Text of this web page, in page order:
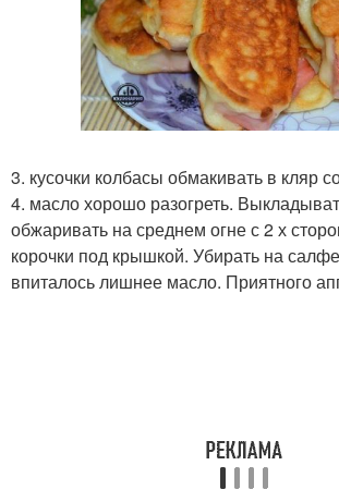
3. кусочки колбасы обмакивать в кляр
4. масло хорошо разогреть.
обжаривать на среднем огне с 2 х
корочки под крышкой. Убирать на
впиталось лишнее масло. Приятного